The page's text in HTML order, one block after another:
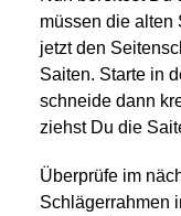
müssen die alten
jetzt den
Saiten. Starte in
schneide dann
ziehst Du die
Überprüfe im
Schlägerrahmen